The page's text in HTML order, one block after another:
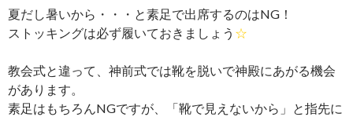
夏だし暑いから・・・と素足で出席するのはNG！
ストッキングは必ず履いておきましょう ☆
教会式と違って、神前式では靴を脱いで神殿にあがる機会
があります。
素足はもちろんNGですが、「靴で見えないから」と指先に